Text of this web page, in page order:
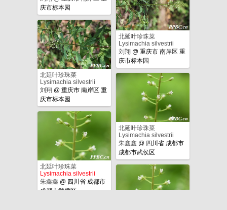
庆市标本园
北延叶珍珠菜
Lysimachia silvestrii
刘翔 @ 重庆市 南岸区 重
庆市标本园
北延叶珍珠菜
Lysimachia silvestrii
刘翔 @ 重庆市 南岸区 重
庆市标本园
北延叶珍珠菜
Lysimachia silvestrii
朱鑫鑫 @ 四川省 成都市
成都市武侯区
北延叶珍珠菜
Lysimachia silvestrii
朱鑫鑫 @ 四川省 成都市
成都市武侯区